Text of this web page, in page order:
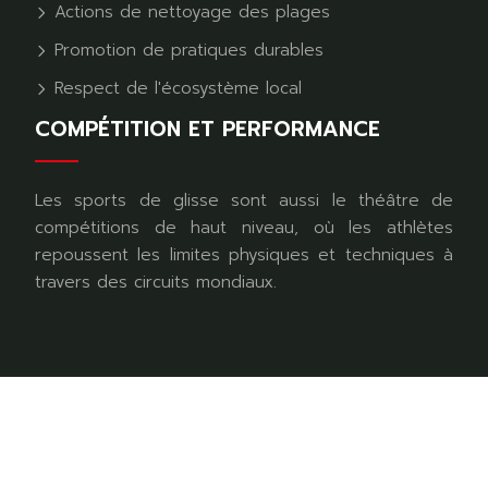
Actions de nettoyage des plages
Promotion de pratiques durables
Respect de l'écosystème local
COMPÉTITION ET PERFORMANCE
Les sports de glisse sont aussi le théâtre de
compétitions de haut niveau, où les athlètes
repoussent les limites physiques et techniques à
travers des circuits mondiaux.